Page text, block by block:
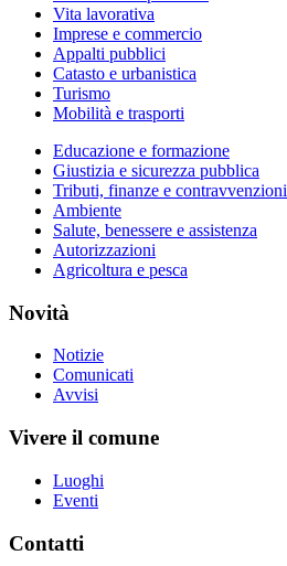
Vita lavorativa
Imprese e commercio
Appalti pubblici
Catasto e urbanistica
Turismo
Mobilità e trasporti
Educazione e formazione
Giustizia e sicurezza pubblica
Tributi, finanze e contravvenzioni
Ambiente
Salute, benessere e assistenza
Autorizzazioni
Agricoltura e pesca
Novità
Notizie
Comunicati
Avvisi
Vivere il comune
Luoghi
Eventi
Contatti